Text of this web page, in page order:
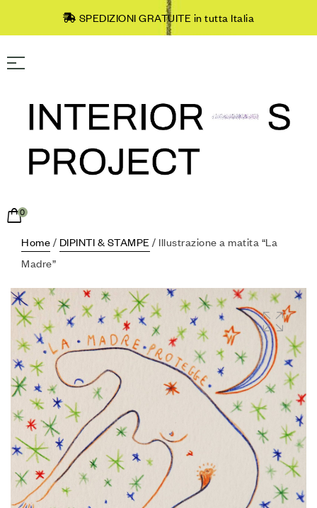
SPEDIZIONI GRATUITE in tutta Italia
0
Home / DIPINTI & STAMPE / Illustrazione a matita “La
Madre”